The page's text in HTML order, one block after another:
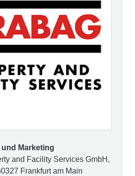
Marketing
and Facility Services GmbH,
Frankfurt am Main